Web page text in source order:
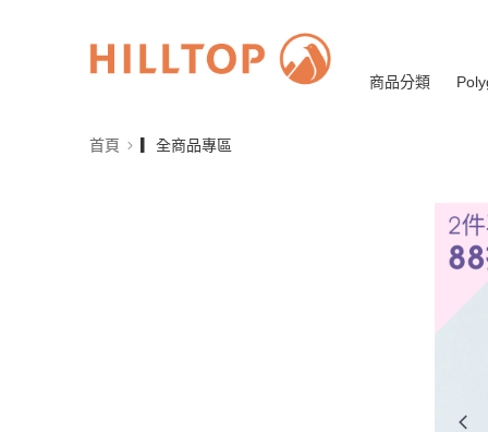
商品分類
首頁 ▎全商品專區